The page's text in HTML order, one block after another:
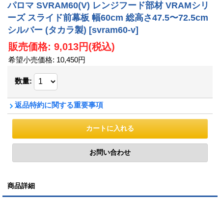
パロマ SVRAM60(V) レンジフード部材 VRAMシリ
ーズ スライド前幕板 幅60cm 総高さ47.5〜72.5cm
シルバー (タカラ製) [svram60-v]
販売価格: 9,013円(税込)
希望小売価格: 10,450円
数量:
返品特約に関する重要事項
商品詳細